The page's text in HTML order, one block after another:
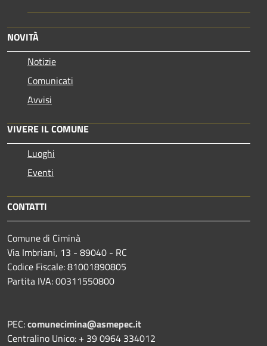
NOVITÀ
Notizie
Comunicati
Avvisi
VIVERE IL COMUNE
Luoghi
Eventi
CONTATTI
Comune di Ciminà
Via Imbriani, 13 - 89040 - RC
Codice Fiscale: 81001890805
Partita IVA: 00311550800
PEC:comunecimina@asmepec.it
Centralino Unico: + 39 0964 334012